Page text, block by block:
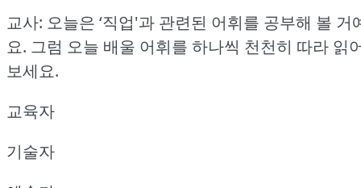
교사: 오늘은 ‘직업'과 관련된 어휘를 공부해 볼 거
요. 그럼 오늘 배울 어휘를 하나씩 천천히 따라 읽
보세요.
교육자
기술자